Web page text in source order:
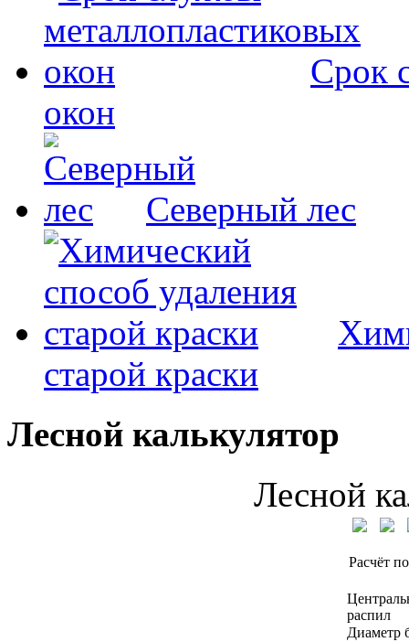
Срок
окон
Северный лес
старой краски
Лесной калькулятор
Лесной
Расчёт
распил
Диаметр